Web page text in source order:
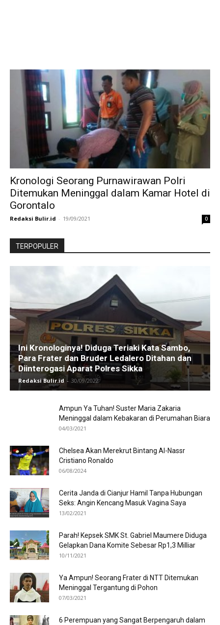
Kronologi Seorang Purnawirawan Polri
Ditemukan Meninggal dalam Kamar Hotel di
Gorontalo
Redaksi Bulir.id - 19/09/2021 0
TERPOPULER
Ini Kronologinya! Diduga Teriaki Kata Sambo,
Para Frater dan Bruder Ledalero Ditahan dan
Diinterogasi Aparat Polres Sikka
Redaksi Bulir.id - 30/09/2022
Ampun Ya Tuhan! Suster Maria Zakaria
Meninggal dalam Kebakaran di Perumahan Biara
04/03/2021
Chelsea Akan Merekrut Bintang Al-Nassr
Cristiano Ronaldo
06/08/2024
Cerita Janda di Cianjur Hamil Tanpa Hubungan
Seks: Angin Kencang Masuk Vagina Saya
13/02/2021
Parah! Kepsek SMK St. Gabriel Maumere Diduga
Gelapkan Dana Komite Sebesar Rp1,3 Milliar
10/11/2021
Ya Ampun! Seorang Frater di NTT Ditemukan
Meninggal Tergantung di Pohon
07/03/2021
6 Perempuan yang Sangat Berpengaruh dalam